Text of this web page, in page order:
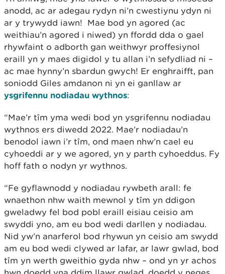
anodd, ac ar adegau rydyn ni’n cwestiynu ydyn ni
ar y trywydd iawn! Mae bod yn agored (ac
weithiau’n agored i niwed) yn ffordd dda o gael
rhywfaint o adborth gan weithwyr proffesiynol
eraill yn y maes digidol y tu allan i’n sefydliad ni –
ac mae hynny’n sbardun gwych! Er enghraifft, pan
soniodd Giles amdanon ni yn ei ganllaw ar
ysgrifennu nodiadau wythnos:
“Mae’r tîm yma wedi bod yn ysgrifennu nodiadau
wythnos ers diwedd 2022. Mae’r nodiadau’n
benodol iawn i’r tîm, ond maen nhw’n cael eu
cyhoeddi ar y we agored, yn y parth cyhoeddus. Fy
hoff fath o nodyn yr wythnos.
“Fe gyflawnodd y nodiadau rywbeth arall: fe
wnaethon nhw waith mewnol y tîm yn ddigon
gweladwy fel bod pobl eraill eisiau ceisio am
swyddi yno, am eu bod wedi darllen y nodiadau.
Nid yw’n anarferol bod rhywun yn ceisio am swydd
am eu bod wedi clywed ar lafar, ar lawr gwlad, bod
tîm yn werth gweithio gyda nhw – ond yn yr achos